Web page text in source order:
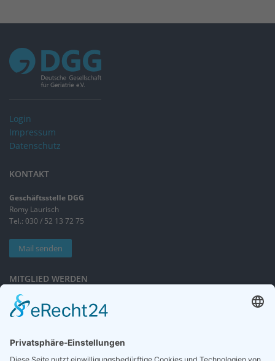
Login
Impressum
Datenschutz
KONTAKT
Geschäftsstelle DGG
Romy Laurisch
Tel.: 030 / 52 13 72 75
Mail senden
MITGLIED WERDEN
Sieben gute Gründe
für Ihre Mitgliedschaft